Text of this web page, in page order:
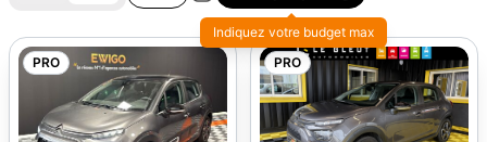
Indiquez votre budget max
PRO
PRO